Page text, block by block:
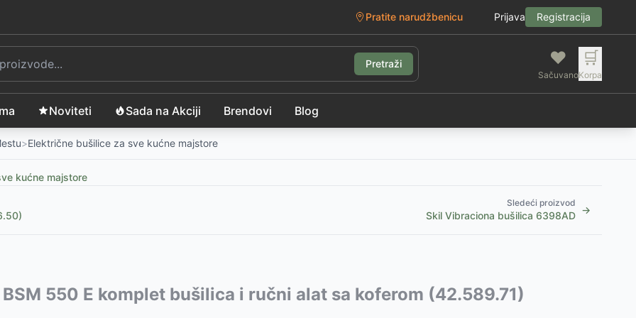
Pratite narudžbenicu Prijava Registracija
Pretraži ❤️
Sačuvano
🛒
Korpa
Noviteti Sada na Akciji Brendovi Blog
>Električne bušilice za sve kućne majstore
kućne majstore
Sledeći proizvod
Skil Vibraciona bušilica 6398AD →
VLN 1120-17199RSD
550 E komplet bušilica i ručni alat sa koferom (42.589.71)